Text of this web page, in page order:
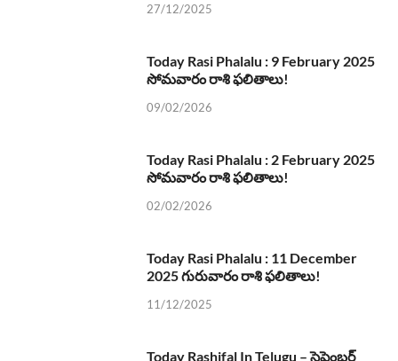
27/12/2025
Today Rasi Phalalu : 9 February 2025
సోమవారం రాశి ఫలితాలు!
09/02/2026
Today Rasi Phalalu : 2 February 2025
సోమవారం రాశి ఫలితాలు!
02/02/2026
Today Rasi Phalalu : 11 December
2025 గురువారం రాశి ఫలితాలు!
11/12/2025
Today Rashifal In Telugu – సెప్టెంబర్